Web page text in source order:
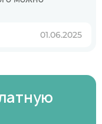
01.06.2025
01/07
с политикой
с политикой
с политикой